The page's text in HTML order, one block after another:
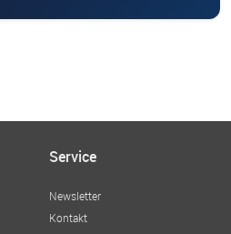
Service
Newsletter
Kontakt